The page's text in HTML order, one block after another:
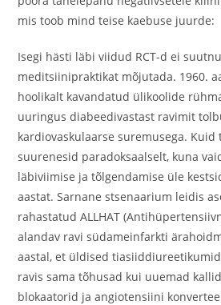
mis toob mind teise kaebuse juurde:
Isegi hästi läbi viidud RCT-d ei
meditsiinipraktikat mõjutada. 1960.
hoolikalt kavandatud ülikoolide
uuringus diabeedivastast ravimit
kardiovaskulaarse suremusega.
suurenesid paradoksaalselt, kuna
läbiviimise ja tõlgendamise üle
aastat. Sarnane stsenaarium leidis
rahastatud ALLHAT
alandav ravi südameinfarkti
aastal, et üldised
ravis sama tõhusad kui uuemad
blokaatorid ja angiotensiini